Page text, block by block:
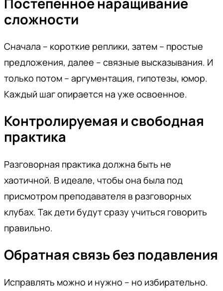
сложности
Сначала – короткие реплики, затем – простые
предложения, далее – связные высказывания. И
только потом – аргументация, гипотезы, юмор.
Каждый шаг опирается на уже освоенное.
Контролируемая и свободная
практика
Разговорная практика должна быть не
хаотичной. В идеале, чтобы она была под
присмотром преподавателя в разговорных
клубах. Так дети будут сразу учиться говорить
правильно.
Обратная связь без подавления
Исправлять можно и нужно – но избирательно.